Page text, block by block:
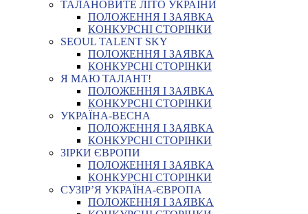
ТАЛАНОВИТЕ ЛІТО УКРАЇНИ
ПОЛОЖЕННЯ І ЗАЯВКА
КОНКУРСНІ СТОРІНКИ
SEOUL TALENT SKY
ПОЛОЖЕННЯ І ЗАЯВКА
КОНКУРСНІ СТОРІНКИ
Я МАЮ ТАЛАНТ!
ПОЛОЖЕННЯ І ЗАЯВКА
КОНКУРСНІ СТОРІНКИ
УКРАЇНА-ВЕСНА
ПОЛОЖЕННЯ І ЗАЯВКА
КОНКУРСНІ СТОРІНКИ
ЗІРКИ ЄВРОПИ
ПОЛОЖЕННЯ І ЗАЯВКА
КОНКУРСНІ СТОРІНКИ
СУЗІР’Я УКРАЇНА-ЄВРОПА
ПОЛОЖЕННЯ І ЗАЯВКА